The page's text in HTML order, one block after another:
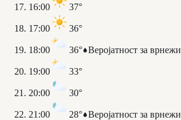
16:00 37°
17:00 36°
18:00 36° Веројатност за врнежи
19:00 33°
20:00 30°
21:00 28° Веројатност за врнежи